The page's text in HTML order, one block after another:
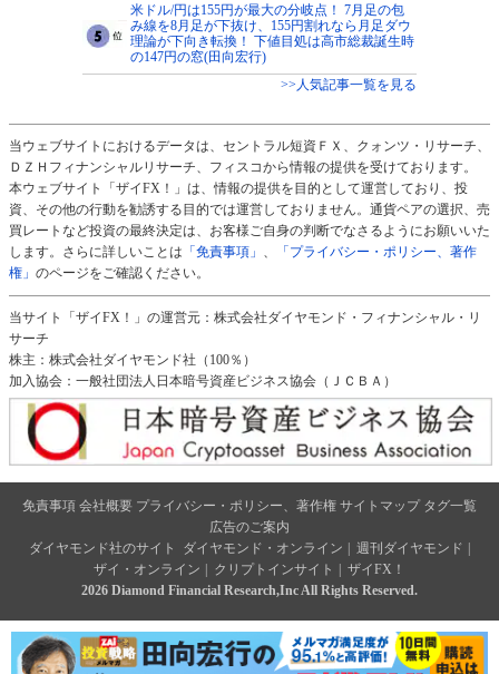
米ドル/円は155円が最大の分岐点！ 7月足の包
み線を8月足が下抜け、155円割れなら月足ダウ
理論が下向き転換！ 下値目処は高市総裁誕生時
の147円の窓(田向宏行)
>>人気記事一覧を見る
当ウェブサイトにおけるデータは、セントラル短資ＦＸ、クォンツ・リサーチ、
ＤＺＨフィナンシャルリサーチ、フィスコから情報の提供を受けております。
本ウェブサイト「ザイFX！」は、情報の提供を目的として運営しており、投
資、その他の行動を勧誘する目的では運営しておりません。通貨ペアの選択、売
買レートなど投資の最終決定は、お客様ご自身の判断でなさるようにお願いいた
します。さらに詳しいことは 「免責事項」
「プライバシー・ポリシー、著作
権」 のページをご確認ください。
当サイト「ザイFX！」の運営元：株式会社ダイヤモンド・フィナンシャル・リ
サーチ
株主：株式会社ダイヤモンド社（100％）
加入協会：一般社団法人日本暗号資産ビジネス協会（ＪＣＢＡ）
免責事項 会社概要 プライバシー・ポリシー、著作権 サイトマップ タグ一覧
広告のご案内
ダイヤモンド社のサイト
ダイヤモンド・オンライン 週刊ダイヤモンド
ザイ・オンライン
クリプトインサイト
ザイFX！
2026 Diamond Financial Research,Inc All Rights Reserved.